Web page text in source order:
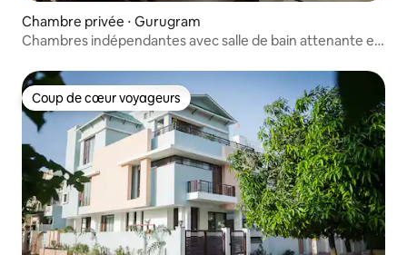
Chambre privée ⋅ Gurugram
Chambres indépendantes avec salle de bain attenante et
Coup de cœur voyageurs
Coup de cœur voyageurs